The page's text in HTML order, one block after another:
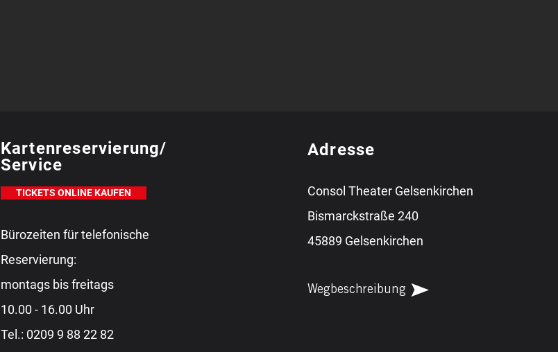
Kartenreservierung/
Service
TICKETS ONLINE KAUFEN
Bürozeiten für telefonische
Reservierung:
montags bis freitags
10.00 - 16.00 Uhr
Tel.: 0209 9 88 22 82
Adresse
Consol Theater Gelsenkirchen
Bismarckstraße 240
45889 Gelsenkirchen
Wegbeschreibung